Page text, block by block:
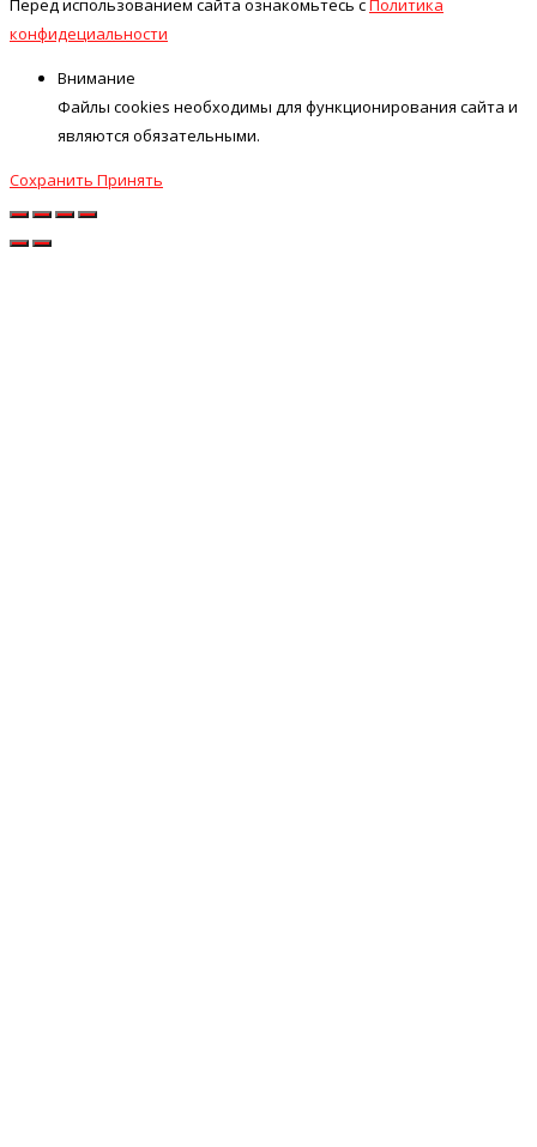
Перед использованием сайта ознакомьтесь с Политика
конфидециальности
Внимание
Файлы cookies необходимы для функционирования сайта и
являются обязательными.
Сохранить Принять